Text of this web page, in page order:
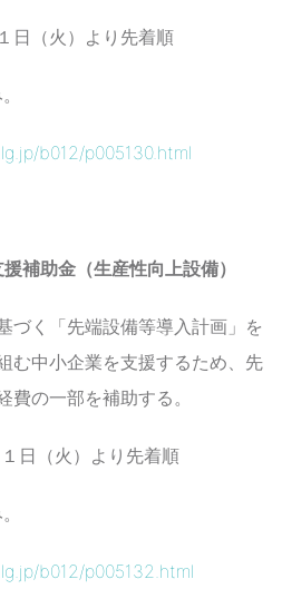
日（火）より先着順
b012/p005130.html
補助金（生産性向上設備）
づく「先端設備等導入計画」を
む中小企業を支援するため、先
の一部を補助する。
日（火）より先着順
b012/p005132.html